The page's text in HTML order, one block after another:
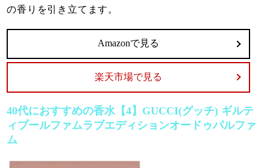
の香りを引き立てます。
Amazonで見る
楽天市場で見る
40代におすすめの香水【4】GUCCI(グッチ) ギルテ
ィプールファムラブエディションオードゥパルファ
ム